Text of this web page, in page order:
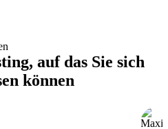
auf das Sie sich
können